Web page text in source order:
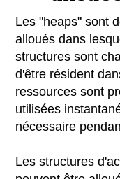
Les "heaps" sont
alloués dans
structures sont
d'être résident
ressources sont
utilisées
nécessaire
Les structures